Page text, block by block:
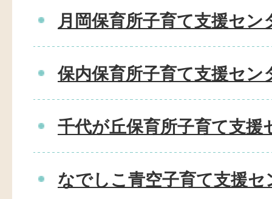
月岡保育所子育て支援セン
保内保育所子育て支援セン
千代が丘保育所子育て支援
なでしこ青空子育て支援セ